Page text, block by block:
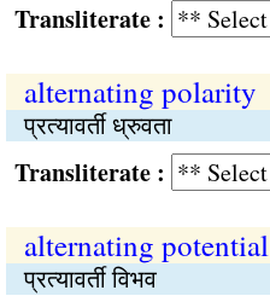
:
alternating polarity
प्रत्यावर्ती ध्रुवता
:
alternating potential
प्रत्यावर्ती विभव